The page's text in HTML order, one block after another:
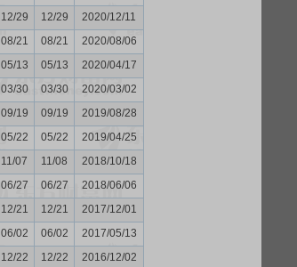
12/29 12/29
2020/12/11
08/21 08/21
2020/08/06
05/13 05/13
2020/04/17
03/30 03/30
2020/03/02
09/19 09/19
2019/08/28
05/22 05/22
2019/04/25
11/07 11/08
2018/10/18
06/27 06/27
2018/06/06
12/21 12/21
2017/12/01
06/02 06/02
2017/05/13
12/22 12/22
2016/12/02